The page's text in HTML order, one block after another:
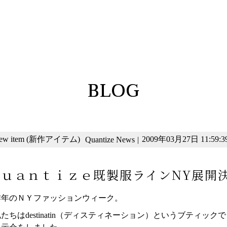
BLOG
item (新作アイテム) Quantize News | 2009年03月27日
ａｎｔｉｚｅ既製服ラインNY展開
のＮＹファッションウィーク。
ちはdestinatin（ディスティネーション）というブティックで